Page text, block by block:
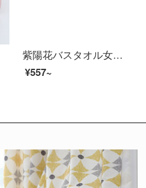
紫陽花バスタオル女性夏2021新型家庭用は吸水速乾三点セットの可愛いカップル用の美しいガールペアです。
¥557~